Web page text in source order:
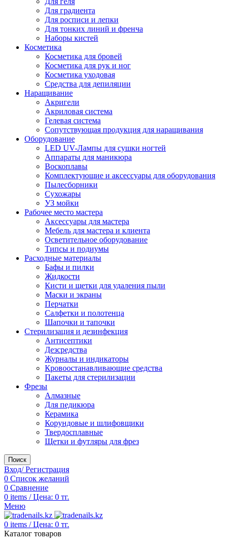
Для градиента
Для росписи и лепки
Для тонких линий и френча
Наборы кистей
Косметика
Косметика для бровей
Косметика для рук и ног
Косметика уходовая
Средства для депиляции
Наращивание
Акригели
Акриловая система
Гелевая система
Сопутствующая продукция для наращивания
Оборудование
LED UV-Лампы для сушки ногтей
Аппараты для маникюра
Воскоплавы
Комплектующие и аксессуары для оборудования
Пылесборники
Сухожары
УЗ мойки
Рабочее место мастера
Аксессуары для мастера
Мебель для мастера и клиента
Осветительное оборудование
Типсы и подиумы
Расходные материалы
Бафы и пилки
Жидкости
Кисти и щетки для удаления пыли
Маски и экраны
Перчатки
Салфетки и полотенца
Шапочки и тапочки
Стерилизация и дезинфекция
Антисептики
Дезсредства
Журналы и индикаторы
Кровоостанавливающие средства
Пакеты для стерилизации
Фрезы
Алмазные
Для педикюра
Керамика
Корундовые и шлифовщики
Твердосплавные
Щетки и футляры для фрез
Поиск
Вход/ Регистрация
0 Список желаний
0 Сравнение
0 items / Цена: 0 тг.
Меню
0 items / Цена: 0 тг.
Каталог товаров